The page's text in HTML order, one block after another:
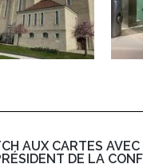
AUX CARTES
DE LA